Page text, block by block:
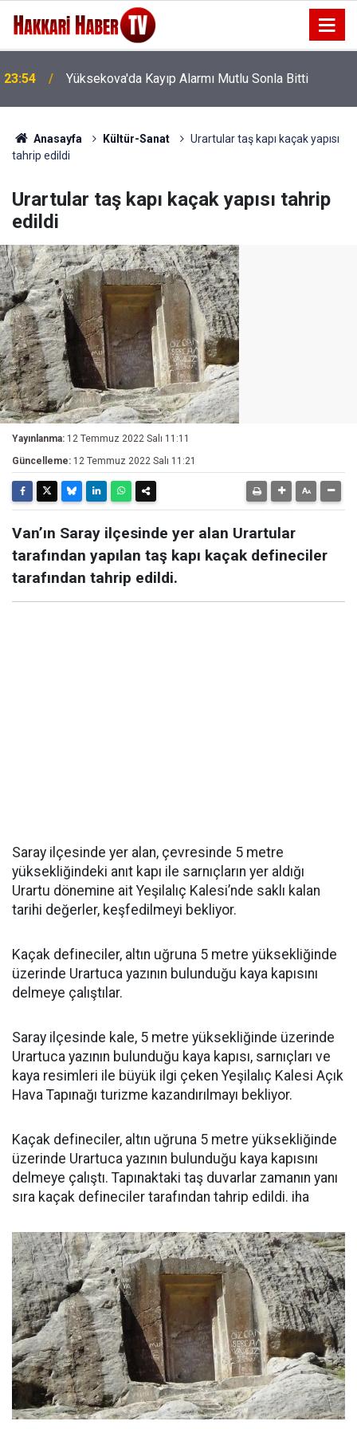
23:54 Yüksekova'da Kayıp Alarmı Mutlu Sonla Bitti
Anasayfa Kültür-Sanat
Urartular taş kapı kaçak yapısı
tahrip edildi
Urartular taş kapı kaçak yapısı tahrip
edildi
Yayınlanma: 12 Temmuz 2022 Salı 11:11
Güncelleme: 12 Temmuz 2022 Salı 11:21
Van’ın Saray ilçesinde yer alan Urartular
tarafından yapılan taş kapı kaçak defineciler
tarafından tahrip edildi.
Saray ilçesinde yer alan, çevresinde 5 metre
yüksekliğindeki anıt kapı ile sarnıçların yer aldığı
Urartu dönemine ait Yeşilalıç Kalesi’nde saklı kalan
tarihi değerler, keşfedilmeyi bekliyor.
Kaçak defineciler, altın uğruna 5 metre yüksekliğinde
üzerinde Urartuca yazının bulunduğu kaya kapısını
delmeye çalıştılar.
Saray ilçesinde kale, 5 metre yüksekliğinde üzerinde
Urartuca yazının bulunduğu kaya kapısı, sarnıçları ve
kaya resimleri ile büyük ilgi çeken Yeşilalıç Kalesi Açık
Hava Tapınağı turizme kazandırılmayı bekliyor.
Kaçak defineciler, altın uğruna 5 metre yüksekliğinde
üzerinde Urartuca yazının bulunduğu kaya kapısını
delmeye çalıştı. Tapınaktaki taş duvarlar zamanın yanı
sıra kaçak defineciler tarafından tahrip edildi. iha